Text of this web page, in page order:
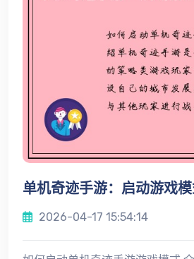
单机奇迹手游：启动游戏
2026-04-17 15:54:14